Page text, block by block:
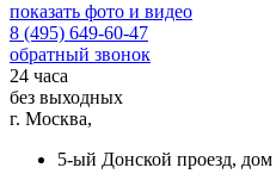
показать фото и видео
8 (495) 649-60-47
обратный звонок
24 часа
без выходных
г. Москва,
5-ый Донской проезд, дом